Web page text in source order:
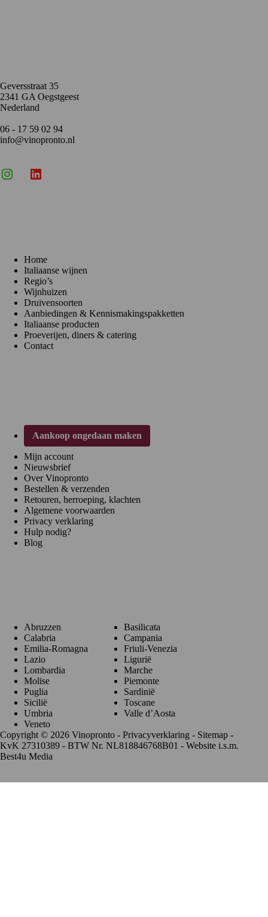
Geversstraat 35
2341 GA Oegstgeest
Nederland
06 - 17 59 02 94
info@vinopronto.nl
InstagramLinkedIn
Home
Italiaanse wijnen
Regio’s
Wijnhuizen
Druivensoorten
Aanbiedingen & Kennismakingspakketten
Italiaanse producten
Proeverijen, diners & catering
Contact
Aankoop ongedaan maken
Mijn account
Nieuwsbrief
Over Vinopronto
Bestellen & verzenden
Retouren, herroeping, klachten
Algemene voorwaarden
Privacy verklaring
Hulp nodig?
Blog
Abruzzen
Basilicata
Calabria
Campania
Emilia-Romagna
Friuli-Venezia
Lazio
Ligurië
Lombardia
Marche
Molise
Piemonte
Puglia
Sardinië
Sicilië
Toscane
Umbria
Valle d’Aosta
Veneto
Copyright © 2026 Vinopronto - Privacyverklaring - Sitemap -
KvK 27310389 - BTW Nr. NL818846768B01 - Website i.s.m.
Best4u Media